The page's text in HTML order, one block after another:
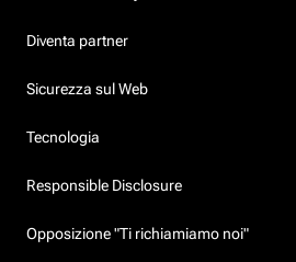
Diventa partner
Sicurezza sul Web
Tecnologia
Responsible Disclosure
Opposizione "Ti richiamiamo noi"